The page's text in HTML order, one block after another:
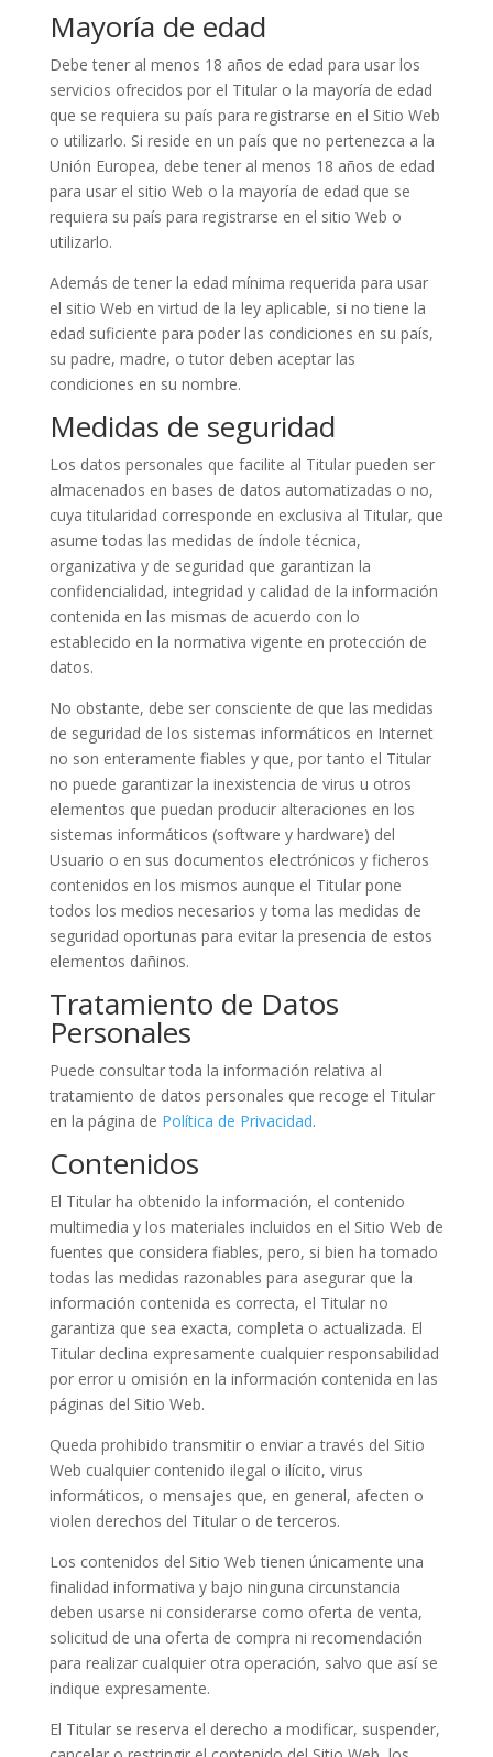
Mayoría de edad
Debe tener al menos 18 años de edad para usar los
servicios ofrecidos por el Titular o la mayoría de edad
que se requiera su país para registrarse en el Sitio Web
o utilizarlo. Si reside en un país que no pertenezca a la
Unión Europea, debe tener al menos 18 años de edad
para usar el sitio Web o la mayoría de edad que se
requiera su país para registrarse en el sitio Web o
utilizarlo.
Además de tener la edad mínima requerida para usar
el sitio Web en virtud de la ley aplicable, si no tiene la
edad suficiente para poder las condiciones en su país,
su padre, madre, o tutor deben aceptar las
condiciones en su nombre.
Medidas de seguridad
Los datos personales que facilite al Titular pueden ser
almacenados en bases de datos automatizadas o no,
cuya titularidad corresponde en exclusiva al Titular, que
asume todas las medidas de índole técnica,
organizativa y de seguridad que garantizan la
confidencialidad, integridad y calidad de la información
contenida en las mismas de acuerdo con lo
establecido en la normativa vigente en protección de
datos.
No obstante, debe ser consciente de que las medidas
de seguridad de los sistemas informáticos en Internet
no son enteramente fiables y que, por tanto el Titular
no puede garantizar la inexistencia de virus u otros
elementos que puedan producir alteraciones en los
sistemas informáticos (software y hardware) del
Usuario o en sus documentos electrónicos y ficheros
contenidos en los mismos aunque el Titular pone
todos los medios necesarios y toma las medidas de
seguridad oportunas para evitar la presencia de estos
elementos dañinos.
Tratamiento de Datos
Personales
Puede consultar toda la información relativa al
tratamiento de datos personales que recoge el Titular
en la página de Política de Privacidad.
Contenidos
El Titular ha obtenido la información, el contenido
multimedia y los materiales incluidos en el Sitio Web de
fuentes que considera fiables, pero, si bien ha tomado
todas las medidas razonables para asegurar que la
información contenida es correcta, el Titular no
garantiza que sea exacta, completa o actualizada. El
Titular declina expresamente cualquier responsabilidad
por error u omisión en la información contenida en las
páginas del Sitio Web.
Queda prohibido transmitir o enviar a través del Sitio
Web cualquier contenido ilegal o ilícito, virus
informáticos, o mensajes que, en general, afecten o
violen derechos del Titular o de terceros.
Los contenidos del Sitio Web tienen únicamente una
finalidad informativa y bajo ninguna circunstancia
deben usarse ni considerarse como oferta de venta,
solicitud de una oferta de compra ni recomendación
para realizar cualquier otra operación, salvo que así se
indique expresamente.
El Titular se reserva el derecho a modificar, suspender,